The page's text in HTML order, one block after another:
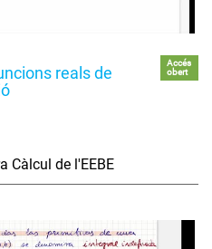
reals de
Accés
obert
Càlcul de l'EEBE